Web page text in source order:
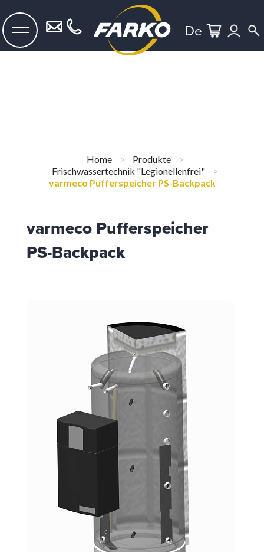
De
Home > Produkte
>
Frischwassertechnik "Legionellenfrei"
>
varmeco Pufferspeicher PS-Backpack
varmeco Pufferspeicher
PS-Backpack